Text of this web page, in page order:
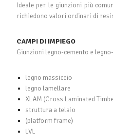
Ideale per le giunzioni più
richiedono valori ordinari di
CAMPI DI IMPIEGO
Giunzioni legno-cemento e
legno massiccio
legno lamellare
XLAM (Cross Laminated
struttura a telaio
(platform frame)
LVL